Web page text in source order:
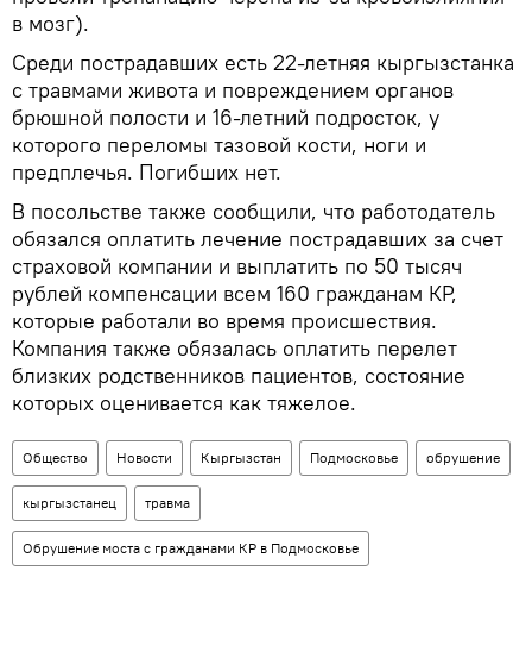
в мозг).
Среди пострадавших есть 22-летняя кыргызстанка
с травмами живота и повреждением органов
брюшной полости и 16-летний подросток, у
которого переломы тазовой кости, ноги и
предплечья. Погибших нет.
В посольстве также сообщили, что работодатель
обязался оплатить лечение пострадавших за счет
страховой компании и выплатить по 50 тысяч
рублей компенсации всем 160 гражданам КР,
которые работали во время происшествия.
Компания также обязалась оплатить перелет
близких родственников пациентов, состояние
которых оценивается как тяжелое.
Общество Новости Кыргызстан Подмосковье обрушение
кыргызстанец травма
Обрушение моста с гражданами КР в Подмосковье